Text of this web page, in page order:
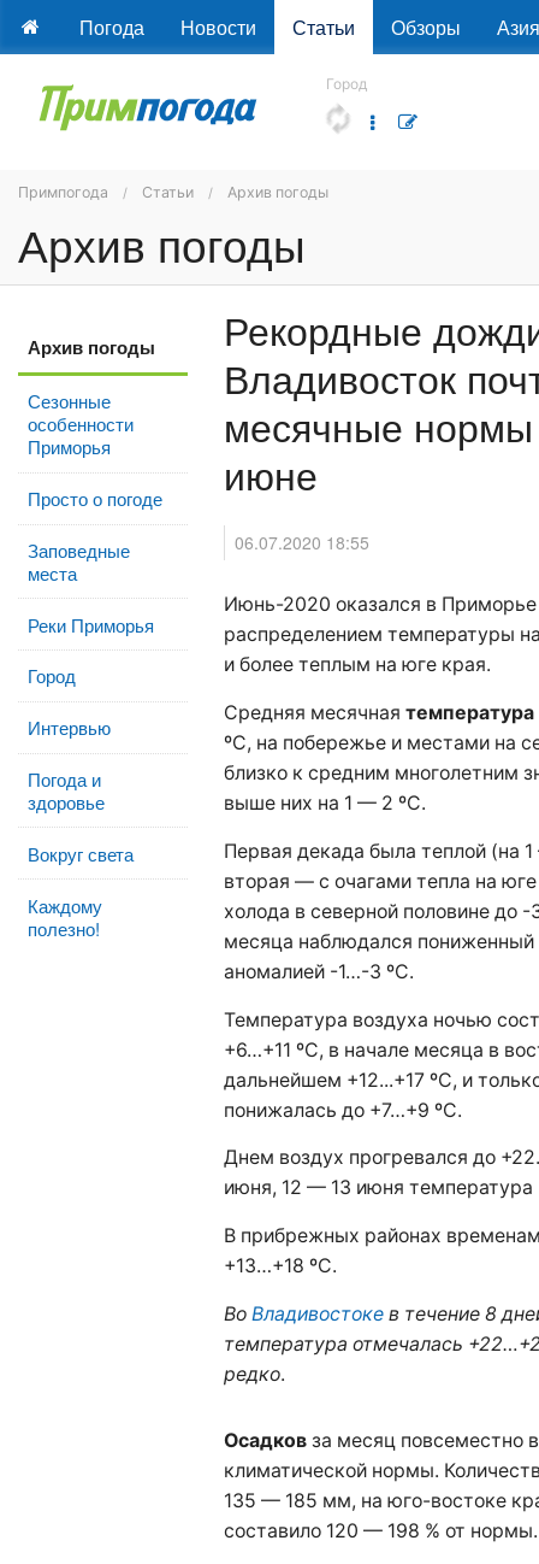
Погода Новости Статьи Обзоры Азия
Город
Примпогода Статьи Архив погоды
Архив погоды
Архив погоды
Сезонные
особенности
Приморья
Просто о погоде
Заповедные
места
Реки Приморья
Город
Интервью
Погода и
здоровье
Вокруг света
Каждому
полезно!
Рекордные
Владивосток
месячные нормы
июне
06.07.2020 18:55
Июнь-2020 оказался в
распределением температуры
и более теплым на юге края.
Средняя месячная температура
ºС, на побережье и местами на
близко к средним многолетним
выше них на 1 — 2 ºС.
Первая декада была теплой
вторая — с очагами тепла на
холода в северной половине до
месяца наблюдался пониженный
аномалией -1…-3 ºС.
Температура воздуха ночью
+6…+11 ºС, в начале месяца в
дальнейшем +12...+17 ºС, и
понижалась до +7…+9 ºС.
Днем воздух прогревался до
июня, 12 — 13 июня
В прибрежных районах
+13…+18 ºС.
Во Владивостокев течение 8
температура отмечалась
редко.
Осадковза месяц повсеместно
климатической нормы.
135 — 185 мм, на юго-востоке
составило 120 — 198 % от нормы.